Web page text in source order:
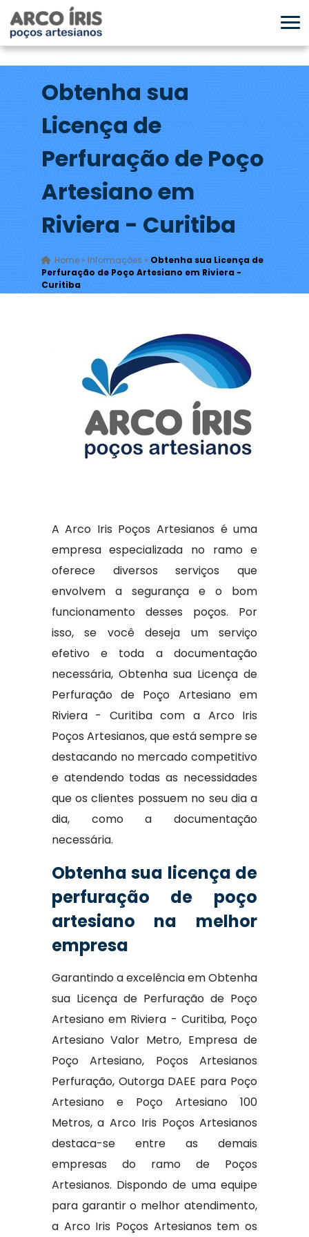
Obtenha sua
Licença de
Perfuração de Poço
Artesiano em
Riviera - Curitiba
Home» Informações » Obtenha sua Licença de
Perfuração de Poço Artesiano em Riviera -
Curitiba
A Arco Iris Poços Artesianos é uma
empresa especializada no ramo e
oferece diversos serviços que
envolvem a segurança e o bom
funcionamento desses poços. Por
isso, se você deseja um serviço
efetivo e toda a documentação
necessária, Obtenha sua Licença de
Perfuração de Poço Artesiano em
Riviera - Curitiba com a Arco Iris
Poços Artesianos, que está sempre se
destacando no mercado competitivo
e atendendo todas as necessidades
que os clientes possuem no seu dia a
dia, como a documentação
necessária.
Obtenha sua licença de
perfuração de poço
artesiano na melhor
empresa
Garantindo a excelência em Obtenha
sua Licença de Perfuração de Poço
Artesiano em Riviera - Curitiba, Poço
Artesiano Valor Metro, Empresa de
Poço Artesiano, Poços Artesianos
Perfuração, Outorga DAEE para Poço
Artesiano e Poço Artesiano 100
Metros, a Arco Iris Poços Artesianos
destaca-se entre as demais
empresas do ramo de Poços
Artesianos. Dispondo de uma equipe
para garantir o melhor atendimento,
a Arco Iris Poços Artesianos tem os